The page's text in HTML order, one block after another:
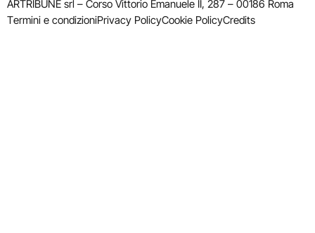
ARTRIBUNE srl – Corso Vittorio Emanuele II, 287 – 00186 Roma
Termini e condizioniPrivacy PolicyCookie PolicyCredits